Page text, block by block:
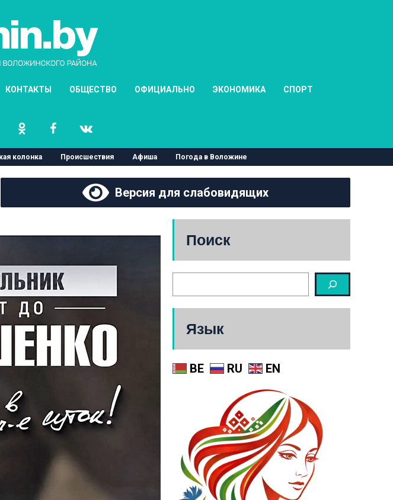
КОНТАКТЫ ОБЩЕСТВО ОФИЦИАЛЬНО ЭКОНОМИКА СПОРТ
колонка Происшествия Афиша Погода в Воложине
Версия для слабовидящих
Поиск
Язык
BE RU EN